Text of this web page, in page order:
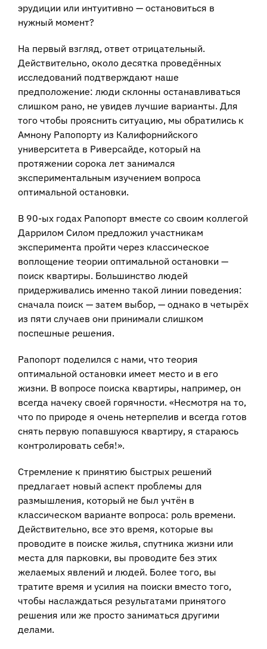
эрудиции или интуитивно — остановиться в
нужный момент?
На первый взгляд, ответ отрицательный.
Действительно, около десятка проведённых
исследований подтверждают наше
предположение: люди склонны останавливаться
слишком рано, не увидев лучшие варианты. Для
того чтобы прояснить ситуацию, мы обратились к
Амнону Рапопорту из Калифорнийского
университета в Риверсайде, который на
протяжении сорока лет занимался
экспериментальным изучением вопроса
оптимальной остановки.
В 90-ых годах Рапопорт вместе со своим коллегой
Даррилом Силом предложил участникам
эксперимента пройти через классическое
воплощение теории оптимальной остановки —
поиск квартиры. Большинство людей
придерживались именно такой линии поведения:
сначала поиск — затем выбор, — однако в четырёх
из пяти случаев они принимали слишком
поспешные решения.
Рапопорт поделился с нами, что теория
оптимальной остановки имеет место и в его
жизни. В вопросе поиска квартиры, например, он
всегда начеку своей горячности. «Несмотря на то,
что по природе я очень нетерпелив и всегда готов
снять первую попавшуюся квартиру, я стараюсь
контролировать себя!».
Стремление к принятию быстрых решений
предлагает новый аспект проблемы для
размышления, который не был учтён в
классическом варианте вопроса: роль времени.
Действительно, все это время, которые вы
проводите в поиске жилья, спутника жизни или
места для парковки, вы проводите без этих
желаемых явлений и людей. Более того, вы
тратите время и усилия на поиски вместо того,
чтобы наслаждаться результатами принятого
решения или же просто заниматься другими
делами.